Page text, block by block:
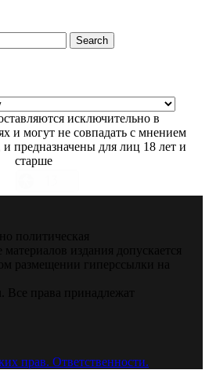
Search
исключительно в
и могут не совпадать с мнением
предназначены для лиц 18 лет и
старше
политическая
издания допускается
размещении гиперссылки на
Все права принадлежат
прав. Ответственности.